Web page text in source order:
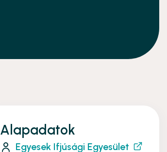
Alapadatok
Egyesek Ifjúsági Egyesület